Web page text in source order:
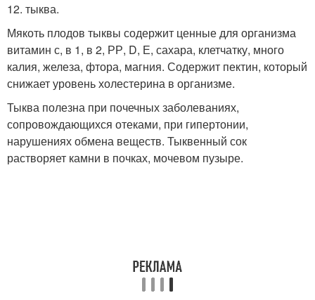
12. тыква.
Мякоть плодов тыквы содержит ценные для организма
витамин с, в 1, в 2, РР, D, Е, сахара, клетчатку, много
калия, железа, фтора, магния. Содержит пектин, который
снижает уровень холестерина в организме.
Тыква полезна при почечных заболеваниях,
сопровождающихся отеками, при гипертонии,
нарушениях обмена веществ. Тыквенный сок
растворяет камни в почках, мочевом пузыре.